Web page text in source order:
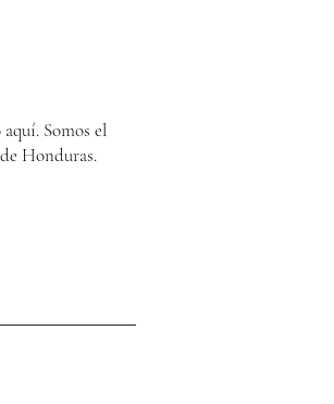
Somos el
Honduras.